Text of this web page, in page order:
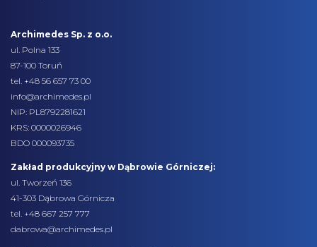
Archimedes Sp. z o.o.
ul. Polna 133
87-100 Toruń
tel. +48 56 657 73 00
info@archimedes.pl
NIP: PL8792281621
KRS: 0000026946
BDO 000093735
Zakład produkcyjny w Dąbrowie Górniczej:
ul. Tworzeń 136
41-303 Dąbrowa Górnicza
tel. +48 667 257 777
dabrowa@archimedes.pl